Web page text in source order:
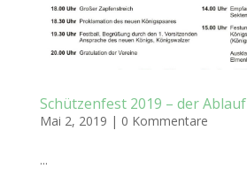
Schützenfest 2019 – der Ablauf
Mai 2, 2019 | 0 Kommentare
...